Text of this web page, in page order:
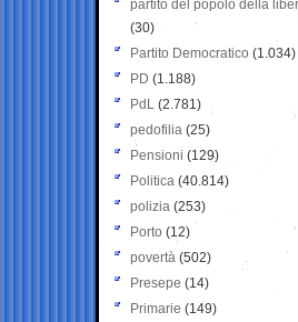
partito del popolo della
(30)
Partito Democratico (1.034)
PD (1.188)
PdL (2.781)
pedofilia (25)
Pensioni (129)
Politica (40.814)
polizia (253)
Porto (12)
povertà (502)
Presepe (14)
Primarie (149)